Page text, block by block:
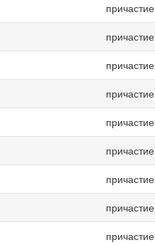
причастие
причастие
причастие
причастие
причастие
причастие
причастие
причастие
причастие